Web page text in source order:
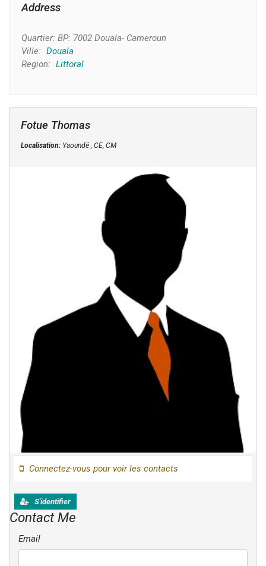
Address
Quartier: BP: 7002 Douala- Cameroun
Ville: Douala
Region: Littoral
Fotue Thomas
Localisation:Yaoundé , CE, CM
Connectez-vous pour voir les contacts
S'identifier
Contact Me
Email